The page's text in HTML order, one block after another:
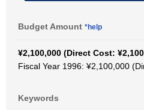
Budget Amount *help
¥2,100,000 (Direct Cost:
Fiscal Year 1996: ¥2,100,000
Keywords